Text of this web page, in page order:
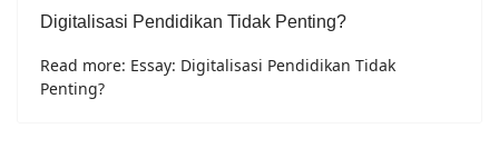
Digitalisasi Pendidikan Tidak Penting?
Read more: Essay: Digitalisasi Pendidikan Tidak
Penting?